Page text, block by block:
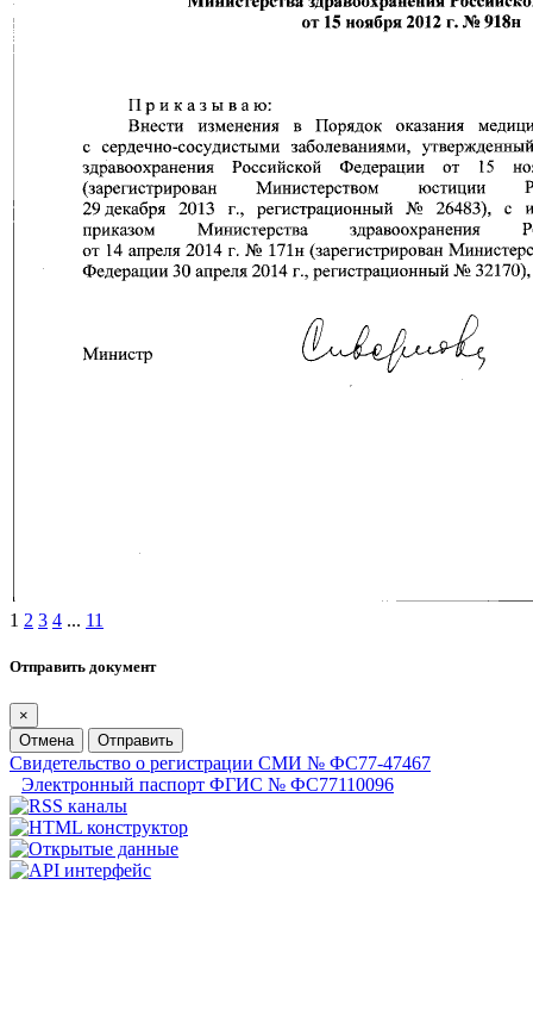
1 2 3 4 ... 11
Отправить документ
×
Отмена
Отправить
Свидетельство о регистрации СМИ № ФС77-47467
Электронный паспорт ФГИС № ФС77110096